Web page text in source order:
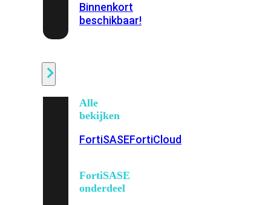
Binnenkort
beschikbaar!
Alle
bekijken
FortiSASEFortiCloud
FortiSASE
onderdeel